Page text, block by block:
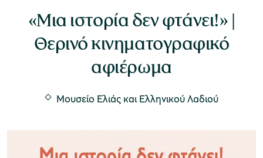
Προέδρου
Society,
Μουσείων
Μουσείο Μετάξης
Αρχείο
Συντήρησης
Προγράμματα
Προγράμματα
περιεχόμενο
όλες τις εκδηλώσεις
«Μια ιστορία δεν φτάνει!» |
Θερινό κινηματογραφικό
αφιέρωμα
Μουσείο Ελιάς και Ελληνικού Λαδιού